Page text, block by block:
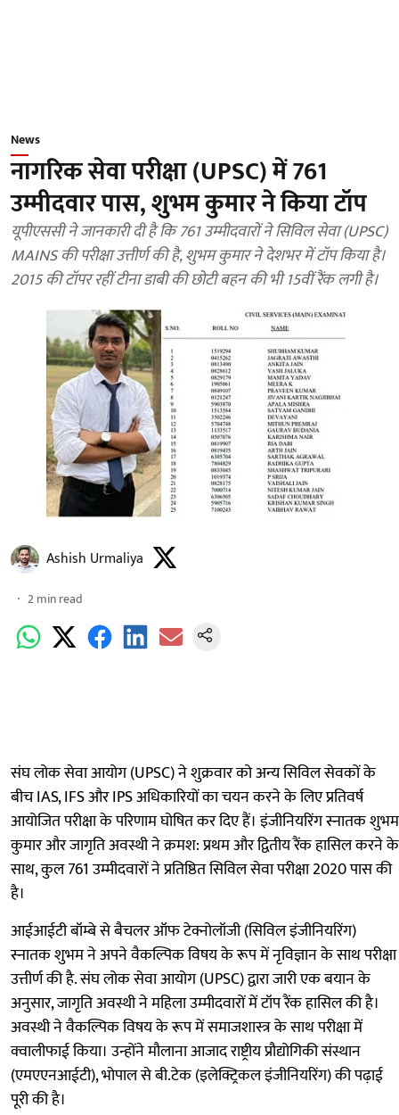
News
नागरिक सेवा परीक्षा (UPSC) में 761
उम्मीदवार पास, शुभम कुमार ने किया टॉप
यूपीएससी ने जानकारी दी है कि 761 उम्मीदवारों ने सिविल सेवा (UPSC)
MAINS की परीक्षा उत्तीर्ण की है, शुभम कुमार ने देशभर में टॉप किया है।
2015 की टॉपर रहीं टीना डाबी की छोटी बहन की भी 15वीं रैंक लगी है।
Ashish Urmaliya
2min read
संघ लोक सेवा आयोग (UPSC) ने शुक्रवार को अन्य सिविल सेवकों के
बीच IAS, IFS और IPS अधिकारियों का चयन करने के लिए प्रतिवर्ष
आयोजित परीक्षा के परिणाम घोषित कर दिए हैं। इंजीनियरिंग स्नातक शुभम
कुमार और जागृति अवस्थी ने क्रमश: प्रथम और द्वितीय रैंक हासिल करने के
साथ, कुल 761 उम्मीदवारों ने प्रतिष्ठित सिविल सेवा परीक्षा 2020 पास की
है।
आईआईटी बॉम्बे से बैचलर ऑफ टेक्नोलॉजी (सिविल इंजीनियरिंग)
स्नातक शुभम ने अपने वैकल्पिक विषय के रूप में नृविज्ञान के साथ परीक्षा
उत्तीर्ण की है. संघ लोक सेवा आयोग (UPSC) द्वारा जारी एक बयान के
अनुसार, जागृति अवस्थी ने महिला उम्मीदवारों में टॉप रैंक हासिल की है।
अवस्थी ने वैकल्पिक विषय के रूप में समाजशास्त्र के साथ परीक्षा में
क्वालीफाई किया। उन्होंने मौलाना आजाद राष्ट्रीय प्रौद्योगिकी संस्थान
(एमएएनआईटी), भोपाल से बी.टेक (इलेक्ट्रिकल इंजीनियरिंग) की पढ़ाई
पूरी की है।